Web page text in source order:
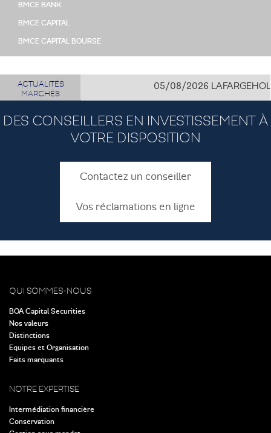
BMCE BANK
BMCE CAPITAL
BMCE CAPITAL BOURSE
ACTUALITÉS
MARCHÉS
05/08/2026
DES CONSEILLERS EN INVESTISSEMENT À
VOTRE DISPOSITION
Contactez un conseiller
Vos réclamations en ligne
QUI SOMMES-NOUS
BOA Capital Securities
Nos valeurs
Distinctions
Equipes et Organisation
Faits marquants
NOTRE EXPERTISE
Intermédiation financière
Conservation